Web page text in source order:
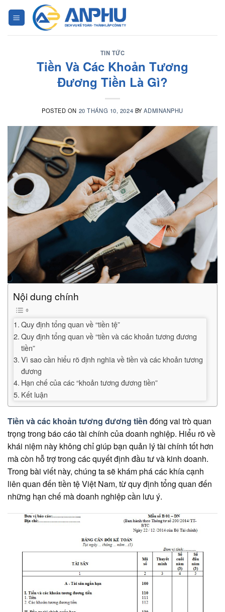
TIN TỨC
Tiền Và Các Khoản Tương
Đương Tiền Là Gì?
POSTED ON 20 THÁNG 10, 2024 BYADMINANPHU
Nội dung chính
Quy định tổng quan về “tiền tệ”
Quy định tổng quan về “tiền và các khoản tương đương
tiền”
Vì sao cần hiểu rõ định nghĩa về tiền và các khoản tương
đương
Hạn chế của các “khoản tương đương tiền”
Kết luận
Tiền và các khoản tương đương tiền đóng vai trò quan
trọng trong báo cáo tài chính của doanh nghiệp. Hiểu rõ về
khái niệm này không chỉ giúp bạn quản lý tài chính tốt hơn
mà còn hỗ trợ trong các quyết định đầu tư và kinh doanh.
Trong bài viết này, chúng ta sẽ khám phá các khía cạnh
liên quan đến tiền tệ Việt Nam, từ quy định tổng quan đến
những hạn chế mà doanh nghiệp cần lưu ý.